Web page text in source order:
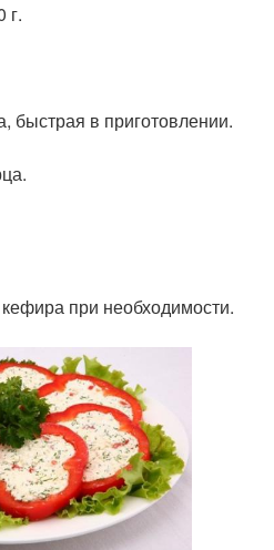
г.
быстрая в приготовлении.
при необходимости.